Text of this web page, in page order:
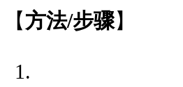
【方法/步骤】